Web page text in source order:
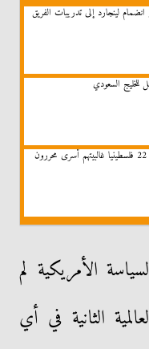
لينجارد إلى تدريبات الفريق
للخليج السعودي
الاحتلال الإسرائيلى يعتقل 22 فلسطينيا غالبيتهم أسرى محررون
الأمريكية لم
الثانية في أي